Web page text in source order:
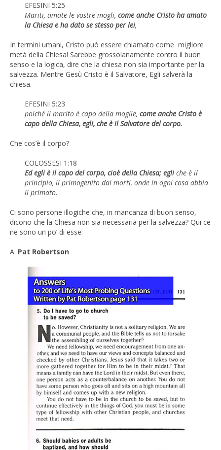
EFESINI 5:25
Mariti, amate le vostre mogli, come anche Cristo ha amato
la Chiesa e ha dato se stesso per lei,
In termini umani, Cristo può essere chiamato come migliore
metà della Chiesa! Sarebbe grossolanamente contro il buon
senso e la logica, dire che la chiesa non sia importante per la
salvezza. Mentre Gesù Cristo è il Salvatore, Egli salverà la
chiesa.
EFESINI 5:23
poiché il marito è capo della moglie, come anche Cristo è
capo della Chiesa, egli, che è il Salvatore del corpo.
Che cos’è il corpo?
COLOSSESI 1:18
Ed egli è il capo del corpo, cioè della Chiesa; egliche è il
principio, il primogenito dai morti, onde in ogni cosa abbia
il primato.
Ci sono persone illogiche che, in mancanza di buon senso,
dicono che la Chiesa non sia necessaria per la salvezza? Qui ce
ne sono un po’ di esse:
A. Pat Robertson